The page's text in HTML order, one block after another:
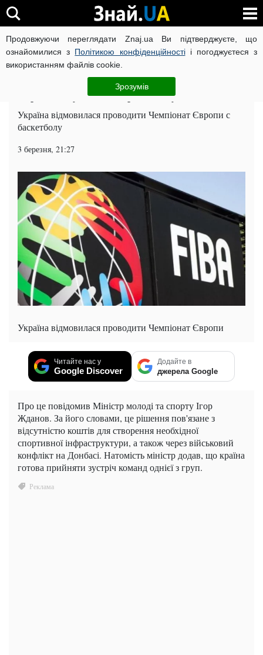
Продовжуючи переглядати Znaj.ua Ви підтверджуєте, що
ознайомилися з Політикою конфіденційностіі погоджуєтеся з
використанням файлів cookie.
Зрозумів
ВІЙНА РОСІЇ ПРОТИ УКРАЇНИ КОРОНАВІРУС В УКРАЇНІ
ЧИТАТЬ НА РУССКОМ
Євробаскету-2017 в Україні не буде
Україна відмовилася проводити Чемпіонат Європи с
баскетболу
3 березня, 21:27
Україна відмовилася проводити Чемпіонат Європи
Читайте нас у
Google Discover
Додайте в
джерела Google
Про це повідомив Міністр молоді та спорту Ігор
Жданов. За його словами, це рішення пов'язане з
відсутністю коштів для створення необхідної
спортивної інфраструктури, а також через військовий
конфлікт на Донбасі. Натомість міністр додав, що країна
готова прийняти зустріч команд однієї з груп.